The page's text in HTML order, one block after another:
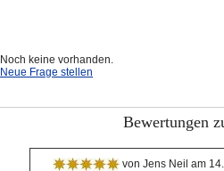
Noch keine vorhanden.
Neue Frage stellen
Bewertungen
von Jens Neil am